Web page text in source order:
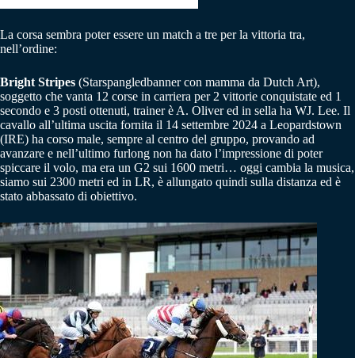
La corsa sembra poter essere un match a tre per la vittoria tra,
nell’ordine:
Bright Stripes (Starspangledbanner con mamma da Dutch Art),
soggetto che vanta 12 corse in carriera per 2 vittorie conquistate ed 1
secondo e 3 posti ottenuti, trainer è A. Oliver ed in sella ha WJ. Lee. Il
cavallo all’ultima uscita fornita il 14 settembre 2024 a Leopardstown
(IRE) ha corso male, sempre al centro del gruppo, provando ad
avanzare e nell’ultimo furlong non ha dato l’impressione di poter
spiccare il volo, ma era un G2 sui 1600 metri… oggi cambia la musica,
siamo sui 2300 metri ed in LR, è allungato quindi sulla distanza ed è
stato abbassato di obiettivo.